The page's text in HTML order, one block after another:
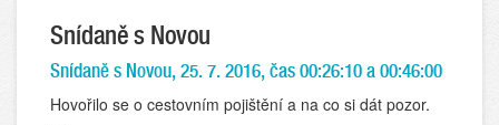
Snídaně s Novou
Snídaně s Novou, 25. 7. 2016, čas 00:26:10 a 00:46:00
Hovořilo se o cestovním pojištění a na co si dát pozor.